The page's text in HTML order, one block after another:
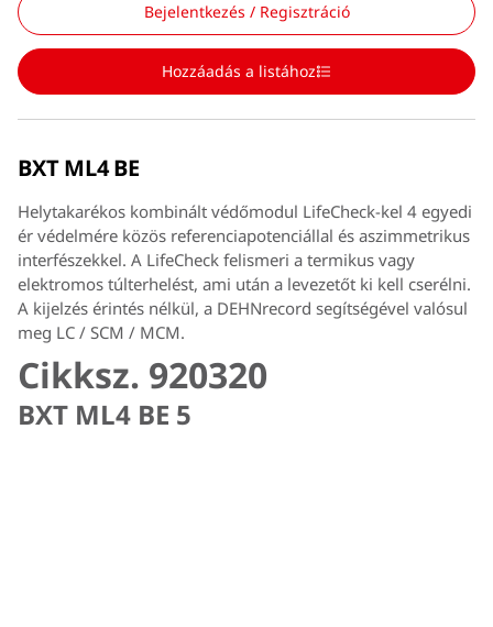
Bejelentkezés / Regisztráció
Hozzáadás a listához
BXT ML4 BE
Helytakarékos kombinált védőmodul LifeCheck-kel 4 egyedi
ér védelmére közös referenciapotenciállal és aszimmetrikus
interfészekkel. A LifeCheck felismeri a termikus vagy
elektromos túlterhelést, ami után a levezetőt ki kell cserélni.
A kijelzés érintés nélkül, a DEHNrecord segítségével valósul
meg LC / SCM / MCM.
Cikksz. 920320
BXT ML4 BE 5